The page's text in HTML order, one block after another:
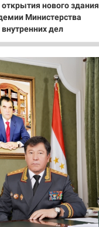
открытия нового здания
Министерства
внутренних дел